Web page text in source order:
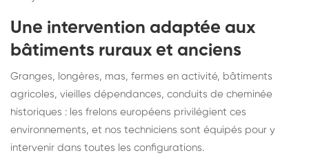
Une intervention adaptée aux
bâtiments ruraux et anciens
Granges, longères, mas, fermes en activité, bâtiments
agricoles, vieilles dépendances, conduits de cheminée
historiques : les frelons européens privilégient ces
environnements, et nos techniciens sont équipés pour y
intervenir dans toutes les configurations.